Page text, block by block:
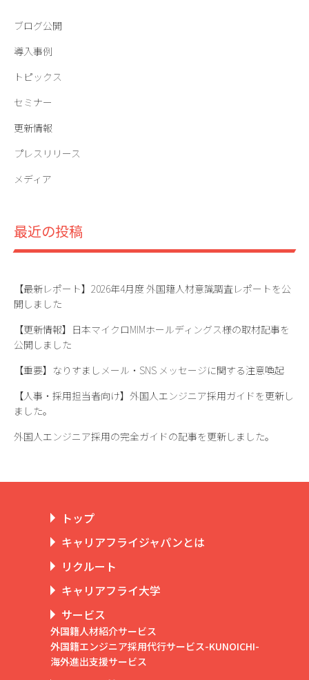
シ
ョ
ン
ブログ公開
導入事例
トピックス
セミナー
更新情報
プレスリリース
メディア
最近の投稿
【最新レポート】2026年4月度 外国籍人材意識調査レポートを公
開しました
【更新情報】日本マイクロMIMホールディングス様の取材記事を
公開しました
【重要】なりすましメール・SNS メッセージに関する注意喚起
【人事・採用担当者向け】外国人エンジニア採用ガイドを更新し
ました。
外国人エンジニア採用の完全ガイドの記事を更新しました。
トップ
キャリアフライジャパンとは
リクルート
キャリアフライ大学
サービス
外国籍人材紹介サービス
外国籍エンジニア採用代行サービス-KUNOICHI-
海外進出支援サービス